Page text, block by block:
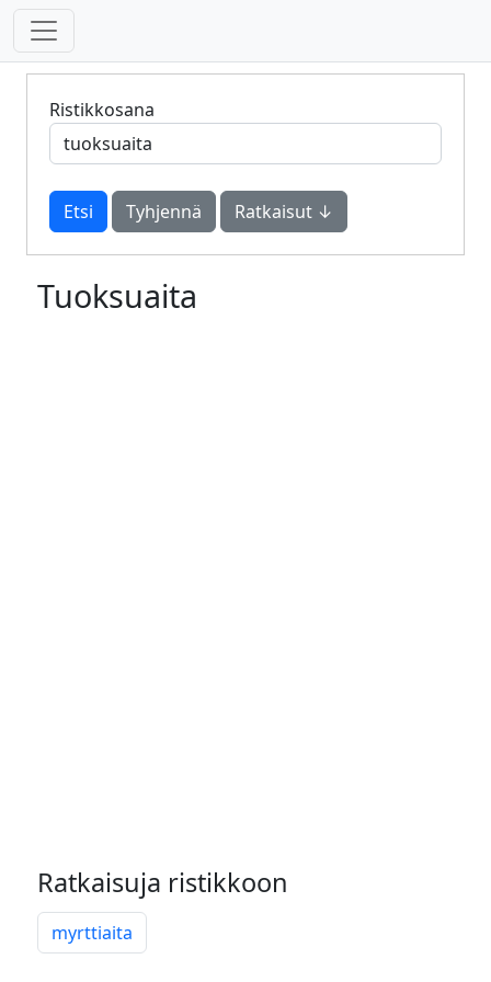
Ristikkosana
Tyhjennä Ratkaisut ↓
Tuoksuaita
Ratkaisuja ristikkoon
myrttiaita